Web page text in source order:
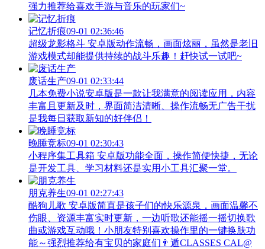
强力推荐给喜欢手游与音乐的玩家们~
记忆折痕09-01 02:36:46
超级龙影格斗 安卓版动作流畅，画面炫丽，虽然是老旧
游戏模式却能提供持续的战斗乐趣！赶快试一试吧~
废话生产09-01 02:33:44
几本免费小说安卓版是一款让我满意的阅读应用，内容
丰富且更新及时，界面简洁清晰、操作流畅无广告干扰
是我每日获取新知的好伴侣！
晚睡竞标09-01 02:30:43
小程序集工具箱 安卓版功能全面，操作简便快捷，无论
是开发工具、学习材料还是实用小工具汇聚一堂。
朋克养生09-01 02:27:43
酷狗儿歌 安卓版简直是孩子们的快乐源泉，画面温馨不
伤眼、资源丰富实时更新，一边听歌还能摇一摇切换歌
曲或游戏互动哦！小朋友特别喜欢操作里的一键换肤功
能～强烈推荐给有宝贝的家庭们👨‍遁️CLASSES CAL@